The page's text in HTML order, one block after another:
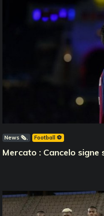
News 🗞️ Football ⚽️
Mercato : Cancelo